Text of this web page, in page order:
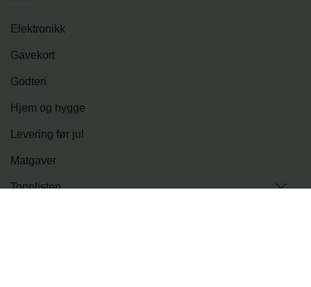
Elektronikk
Gavekort
Godteri
Hjem og hygge
Levering før jul
Matgaver
Topplisten